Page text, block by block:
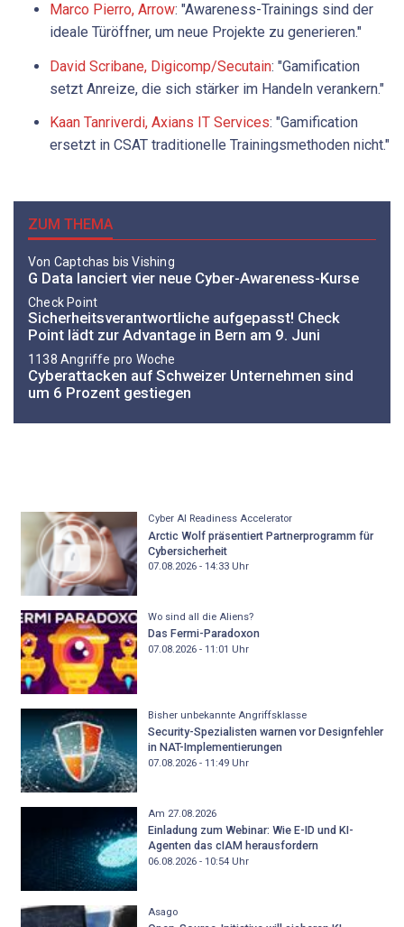
Marco Pierro, Arrow: "Awareness-Trainings sind der
ideale Türöffner, um neue Projekte zu generieren."
David Scribane, Digicomp/Secutain: "Gamification
setzt Anreize, die sich stärker im Handeln verankern."
Kaan Tanriverdi, Axians IT Services: "Gamification
ersetzt in CSAT traditionelle Trainingsmethoden nicht."
ZUM THEMA
Von Captchas bis Vishing
G Data lanciert vier neue Cyber-Awareness-Kurse
Check Point
Sicherheitsverantwortliche aufgepasst! Check
Point lädt zur Advantage in Bern am 9. Juni
1138 Angriffe pro Woche
Cyberattacken auf Schweizer Unternehmen sind
um 6 Prozent gestiegen
Cyber AI Readiness Accelerator
Arctic Wolf präsentiert Partnerprogramm für
Cybersicherheit
07.08.2026 - 14:33Uhr
Wo sind all die Aliens?
Das Fermi-Paradoxon
07.08.2026 - 11:01 Uhr
Bisher unbekannte Angriffsklasse
Security-Spezialisten warnen vor Designfehler
in NAT-Implementierungen
07.08.2026 - 11:49Uhr
Am 27.08.2026
Einladung zum Webinar: Wie E-ID und KI-
Agenten das cIAM herausfordern
06.08.2026 - 10:54Uhr
Asago